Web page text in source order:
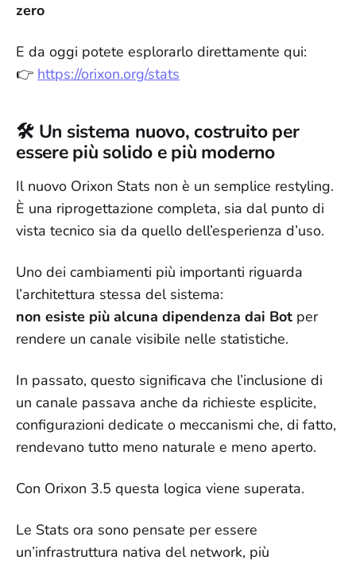
zero
E da oggi potete esplorarlo direttamente qui:
👉 https://orixon.org/stats
🛠️ Un sistema nuovo, costruito per
essere più solido e più moderno
Il nuovo Orixon Stats non è un semplice restyling.
È una riprogettazione completa, sia dal punto di
vista tecnico sia da quello dell’esperienza d’uso.
Uno dei cambiamenti più importanti riguarda
l’architettura stessa del sistema:
non esiste più alcuna dipendenza dai Bot per
rendere un canale visibile nelle statistiche.
In passato, questo significava che l’inclusione di
un canale passava anche da richieste esplicite,
configurazioni dedicate o meccanismi che, di fatto,
rendevano tutto meno naturale e meno aperto.
Con Orixon 3.5 questa logica viene superata.
Le Stats ora sono pensate per essere
un’infrastruttura nativa del network, più